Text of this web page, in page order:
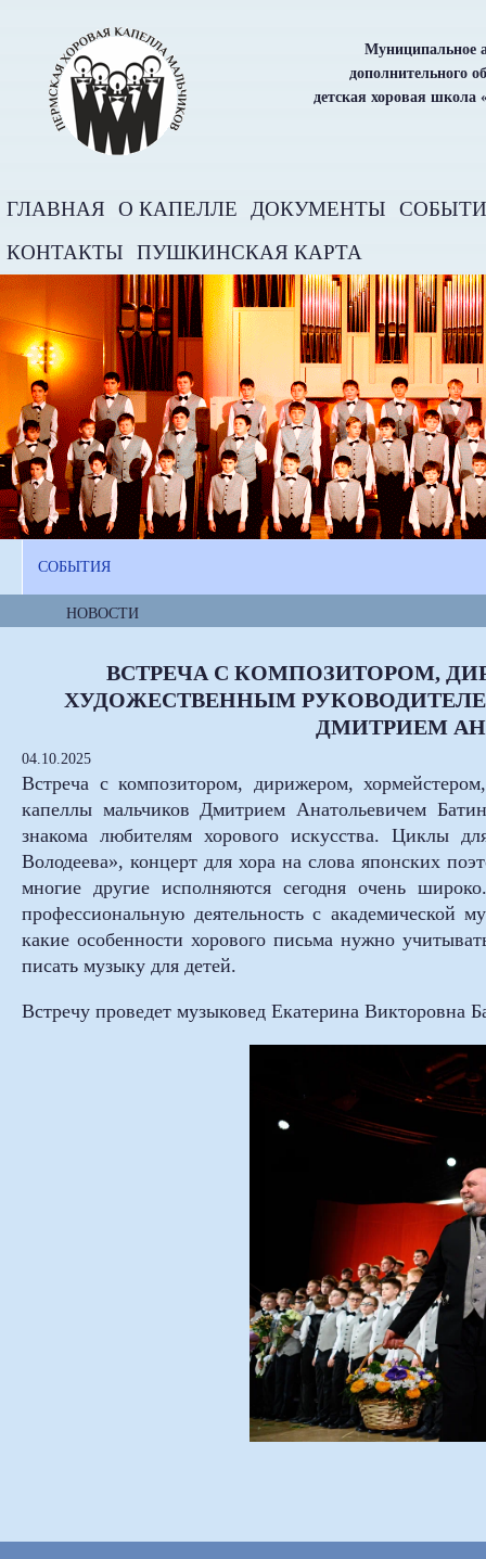
Муниципальное
дополнительного
детская хоровая школа
ГЛАВНАЯ О КАПЕЛЛЕ ДОКУМЕНТЫ
КОНТАКТЫ
ПУШКИНСКАЯ КАРТА
СОБЫТИЯ
НОВОСТИ
ВСТРЕЧА С КОМПОЗИТОРОМ,
ХУДОЖЕСТВЕННЫМ
ДМИТРИЕМ
04.10.2025
Встреча с композитором, дирижером,
капеллы мальчиков Дмитрием Анатольевичем
знакома любителям хорового искусства.
Володеева», концерт для хора на слова японских
многие другие исполняются сегодня очень
профессиональную деятельность с академической
какие особенности хорового письма нужно
писать музыку для детей.
Встречу проведет музыковед Екатерина Викторовна